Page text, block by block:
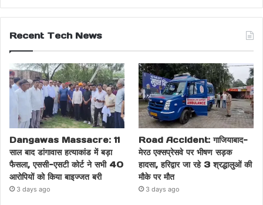
Recent Tech News
Dangawas Massacre: 11
साल बाद डांगावास हत्याकांड में बड़ा
फैसला, एससी-एसटी कोर्ट ने सभी 40
आरोपियों को किया बाइज्जत बरी
3 days ago
Road Accident: गाजियाबाद-
मेरठ एक्सप्रेसवे पर भीषण सड़क
हादसा, हरिद्वार जा रहे 3 श्रद्धालुओं की
मौके पर मौत
3 days ago